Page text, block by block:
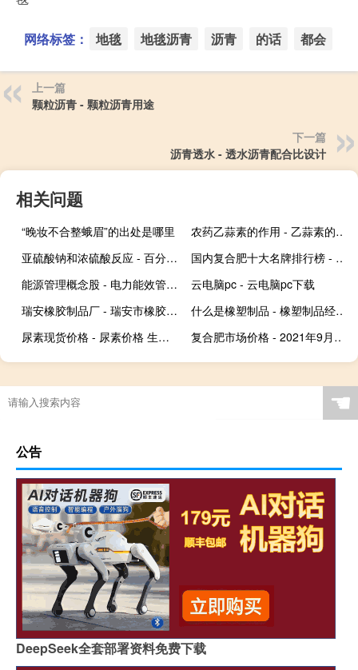
网络标签： 地毯 地毯沥青 沥青 的话 都会
上一篇
颗粒沥青 - 颗粒沥青用途
下一篇
沥青透水 - 透水沥青配合比设计
相关问题
“晚妆不合整蛾眉”的出处是哪里
农药乙蒜素的作用 - 乙蒜素的作用与用途
亚硫酸钠和浓硫酸反应 - 百分之七十浓硫酸与亚硫酸钠
国内复合肥十大名牌排行榜 - 中国复合肥十大品牌是哪几种
能源管理概念股 - 电力能效管理概念股
云电脑pc - 云电脑pc下载
瑞安橡胶制品厂 - 瑞安市橡胶丝生产厂家
什么是橡塑制品 - 橡塑制品经营范围
尿素现货价格 - 尿素价格 生意社
复合肥市场价格 - 2021年9月份复合肥价格
☚
公告
DeepSeek全套部署资料免费下载